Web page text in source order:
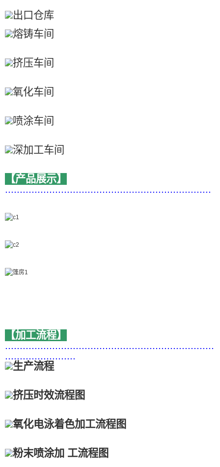
【产品展示】
......................................................................
【加工流程】
.......................................................................
........................